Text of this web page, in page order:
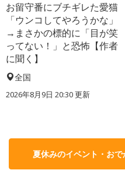
お留守番にブチギレた愛猫
「ウンコしてやろうかな」
→まさかの標的に「目が笑
ってない！」と恐怖【作者
に聞く】
全国
2026年8月9日 20:30更新
夏休みのイベント・お